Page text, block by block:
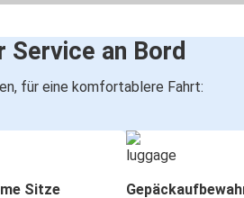
Service an Bord
für eine komfortablere Fahrt:
Sitze